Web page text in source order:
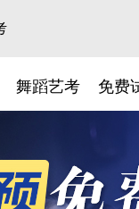
舞蹈艺考 免费